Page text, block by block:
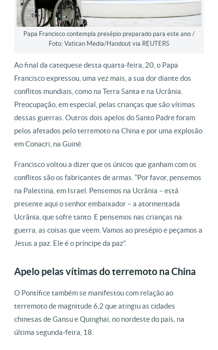
Papa Francisco contempla presépio preparado para este ano /
Foto: Vatican Media/­Handout via REUTERS
Ao final da catequese desta quarta-feira, 20, o Papa
Francisco expressou, uma vez mais, a sua dor diante dos
conflitos mundiais, como na Terra Santa e na Ucrânia.
Preocupação, em especial, pelas crianças que são vítimas
dessas guerras. Outros dois apelos do Santo Padre foram
pelos afetados pelo terremoto na China e por uma explosão
em Conacri, na Guiné.
Francisco voltou a dizer que os únicos que ganham com os
conflitos são os fabricantes de armas. “Por favor, pensemos
na Palestina, em Israel. Pensemos na Ucrânia – está
presente aqui o senhor embaixador – a atormentada
Ucrânia, que sofre tanto. E pensemos nas crianças na
guerra, as coisas que veem. Vamos ao presépio e peçamos a
Jesus a paz. Ele é o príncipe da paz”.
Apelo pelas vítimas do terremoto na China
O Pontífice também se manifestou com relação ao
terremoto de magnitude 6,2 que atingiu as cidades
chinesas de Gansu e Quinghai, no nordeste do país, na
última segunda-feira, 18.